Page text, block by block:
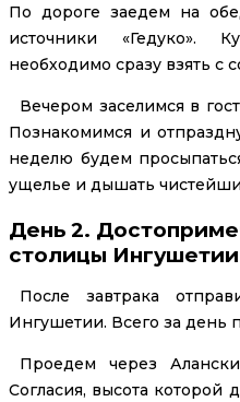
По дороге заедем на
источники «Гедуко».
необходимо сразу взять с
Вечером заселимся в
Познакомимся и
неделю будем
ущелье и дышать
День 2.
столицы Ингушетии
После завтрака
Ингушетии. Всего за
Проедем через
Согласия, высота которой